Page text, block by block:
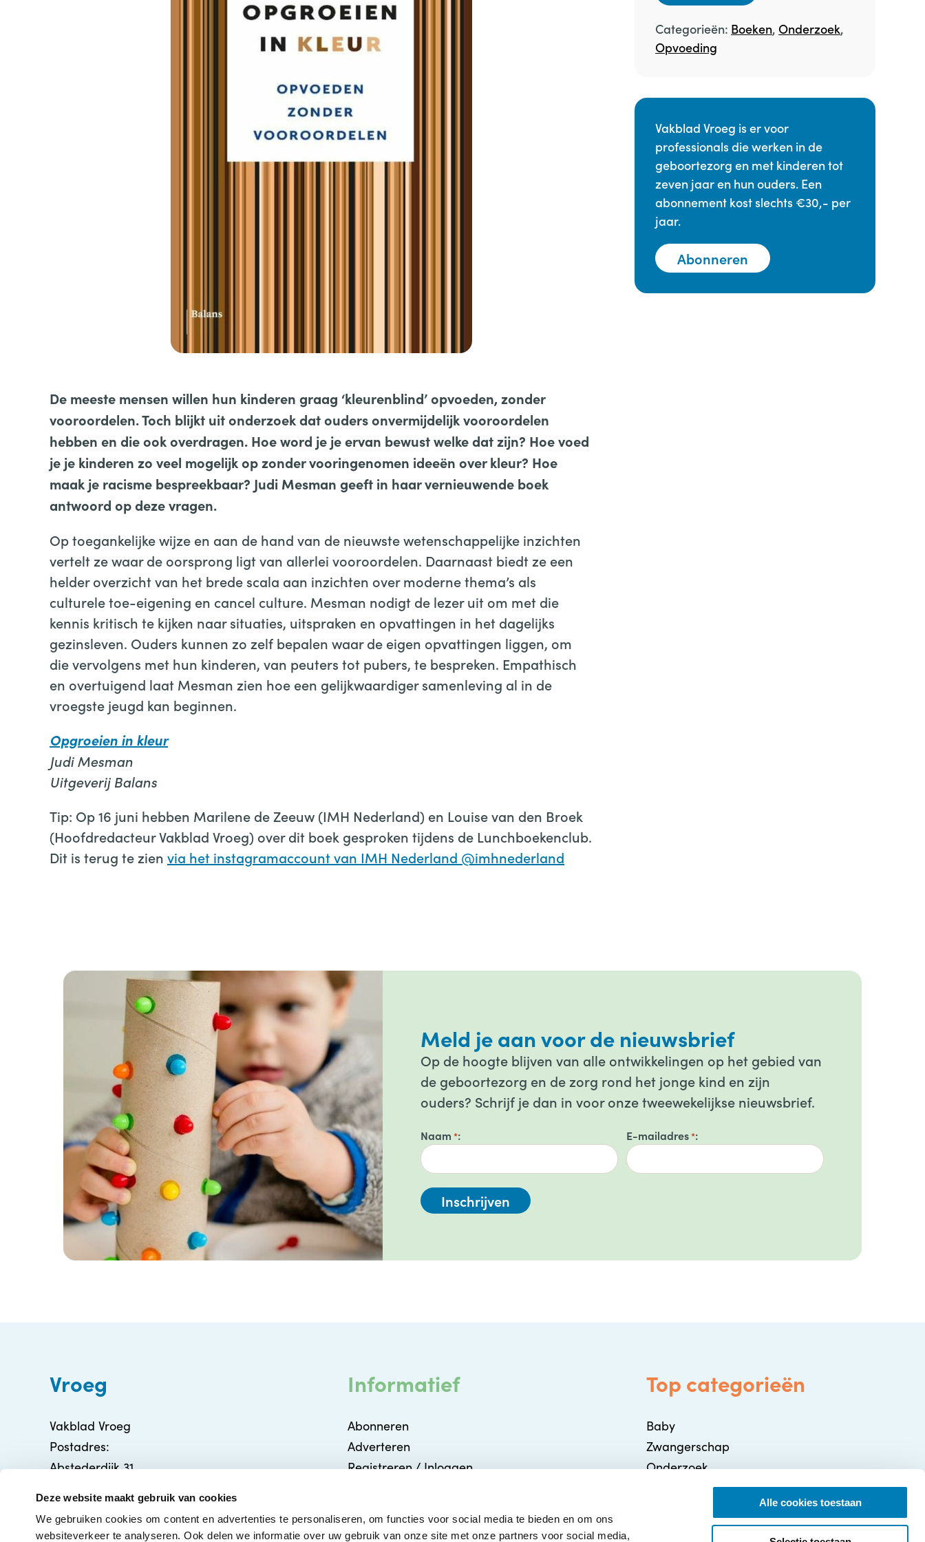
Deze website maakt gebruik van cookies
We gebruiken cookies om content en advertenties te personaliseren, om functies voor social media te bieden en om ons
websiteverkeer te analyseren. Ook delen we informatie over uw gebruik van onze site met onze partners voor social media,
Alle cookies toestaan
De meeste mensen willen hun kinderen graag ‘kleurenblind’ opvoeden, zonder
vooroordelen. Toch blijkt uit onderzoek dat ouders onvermijdelijk vooroordelen
hebben en die ook overdragen. Hoe word je je ervan bewust welke dat zijn? Hoe voed
je je kinderen zo veel mogelijk op zonder vooringenomen ideeën over kleur? Hoe
maak je racisme bespreekbaar? Judi Mesman geeft in haar vernieuwende boek
antwoord op deze vragen.
Op toegankelijke wijze en aan de hand van de nieuwste wetenschappelijke inzichten
vertelt ze waar de oorsprong ligt van allerlei vooroordelen. Daarnaast biedt ze een
helder overzicht van het brede scala aan inzichten over moderne thema’s als
culturele toe-eigening en cancel culture. Mesman nodigt de lezer uit om met die
kennis kritisch te kijken naar situaties, uitspraken en opvattingen in het dagelijks
gezinsleven. Ouders kunnen zo zelf bepalen waar de eigen opvattingen liggen, om
die vervolgens met hun kinderen, van peuters tot pubers, te bespreken. Empathisch
en overtuigend laat Mesman zien hoe een gelijkwaardiger samenleving al in de
vroegste jeugd kan beginnen.
Opgroeien in kleur
Judi Mesman
Uitgeverij Balans
Tip: Op 16 juni hebben Marilene de Zeeuw (IMH Nederland) en Louise van den Broek
(Hoofdredacteur Vakblad Vroeg) over dit boek gesproken tijdens de Lunchboekenclub.
Dit is terug te zien via het instagramaccount van IMH Nederland @imhnederland
Categorieën: Boeken, Onderzoek,
Opvoeding
Vakblad Vroeg is er voor
professionals die werken in de
geboortezorg en met kinderen tot
zeven jaar en hun ouders. Een
abonnement kost slechts €30,- per
jaar.
Abonneren
Meld je aan voor de nieuwsbrief
Op de hoogte blijven van alle ontwikkelingen op het gebied van
de geboortezorg en de zorg rond het jonge kind en zijn
ouders? Schrijf je dan in voor onze tweewekelijkse nieuwsbrief.
Naam * E-mailadres*
Vroeg
Vakblad Vroeg
Postadres:
Abstederdijk 31
info@vakbladvroeg.nl
KVK: 71316426
Informatief
Abonneren
Adverteren
Registreren / Inloggen
Contact
Top categorieën
Baby
Zwangerschap
Onderzoek
Gezondheid / Ziekte
Ouderschap